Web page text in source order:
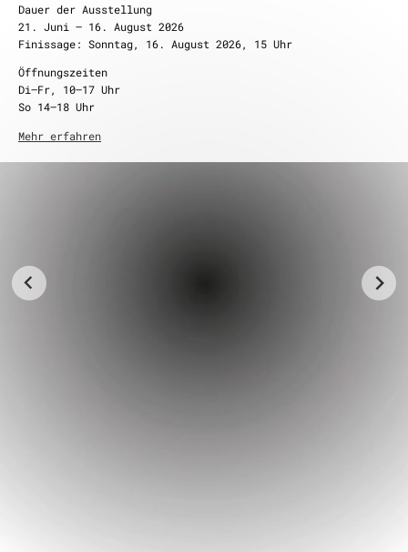
Dauer der Ausstellung
21. Juni – 16. August 2026
Finissage: Sonntag, 16. August 2026, 15 Uhr
Öffnungszeiten
Di–Fr, 10–17 Uhr
So 14–18 Uhr
Mehr erfahren
Stimme, Kontrabass, elektronisches und gegenständliches
Instrumentarium
im Rahmen der Finissage der Ausstellung
künstlerbund. schwarzundweiß – die zweite
Sonntag, 16. August 2026, 15 Uhr